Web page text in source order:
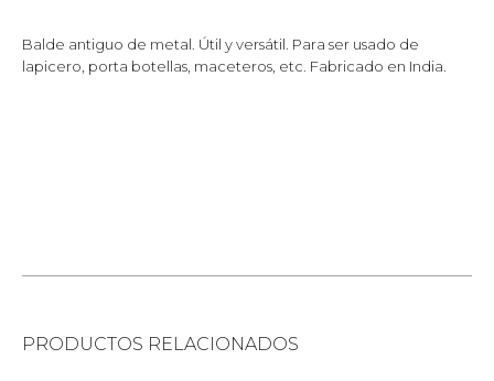
Balde antiguo de metal. Útil y versátil. Para ser usado de
lapicero, porta botellas, maceteros, etc. Fabricado en India.
PRODUCTOS RELACIONADOS